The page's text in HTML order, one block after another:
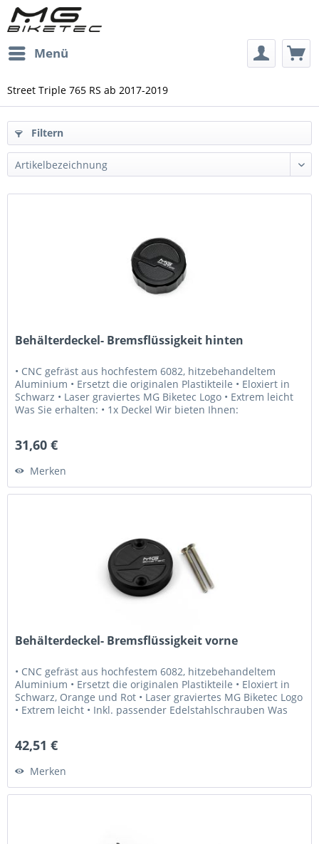
Menü
Street Triple 765 RS ab 2017-2019
Filtern
Behälterdeckel- Bremsflüssigkeit hinten
• CNC gefräst aus hochfestem 6082, hitzebehandeltem
Aluminium • Ersetzt die originalen Plastikteile • Eloxiert in
Schwarz • Laser graviertes MG Biketec Logo • Extrem leicht
Was Sie erhalten: • 1x Deckel Wir bieten Ihnen:
31,60 €
Merken
Behälterdeckel- Bremsflüssigkeit vorne
• CNC gefräst aus hochfestem 6082, hitzebehandeltem
Aluminium • Ersetzt die originalen Plastikteile • Eloxiert in
Schwarz, Orange und Rot • Laser graviertes MG Biketec Logo
• Extrem leicht • Inkl. passender Edelstahlschrauben Was
42,51 €
Merken